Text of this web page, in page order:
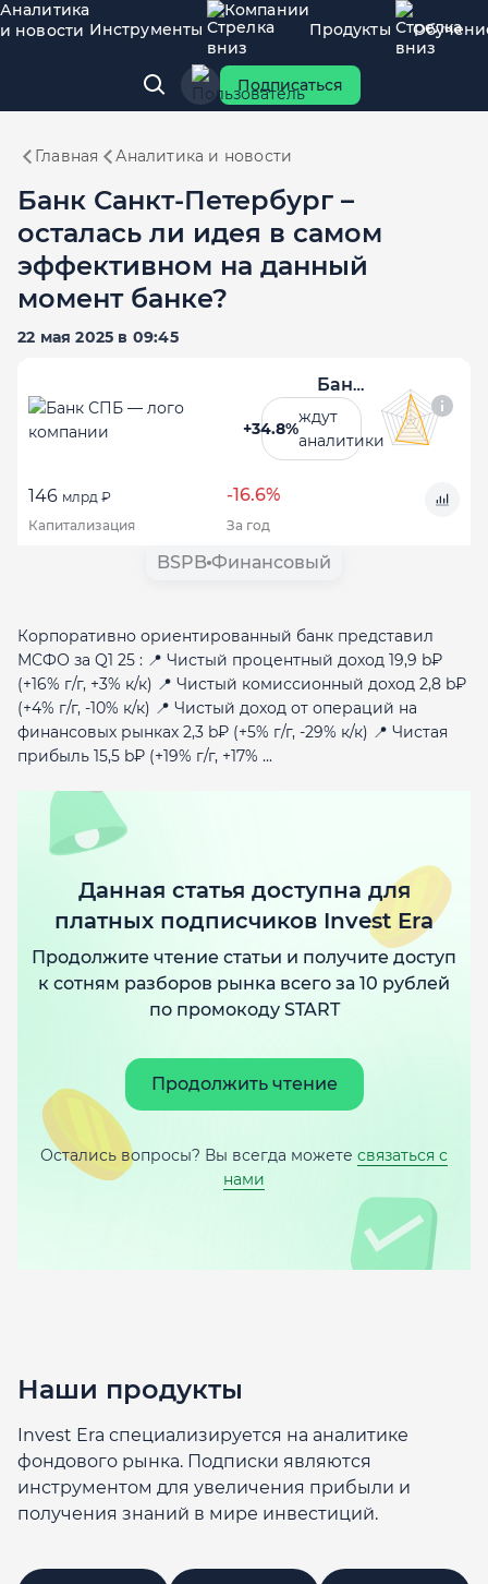
Аналитика
и новости Инструменты
Компании
Продукты
Подписаться
Главная Аналитика и новости
Банк Санкт-Петербург –
осталась ли идея в самом
эффективном на данный
момент банке?
22 мая 2025 в 09:45
Банк СПБ
+34.8%
ждут
аналитики
146 млрд ₽ -16.6%
Капитализация За год
BSPB Финансовый
Корпоративно ориентированный банк представил
МСФО за Q1 25 : 📍 Чистый процентный доход 19,9 b₽
(+16% г/г, +3% к/к) 📍 Чистый комиссионный доход 2,8 b₽
(+4% г/г, -10% к/к) 📍 Чистый доход от операций на
финансовых рынках 2,3 b₽ (+5% г/г, -29% к/к) 📍 Чистая
прибыль 15,5 b₽ (+19% г/г, +17% ...
Данная статья доступна для
платных подписчиков Invest Era
Продолжите чтение статьи и получите доступ
к сотням разборов рынка всего за 10 рублей
по промокоду START
Продолжить чтение
Остались вопросы? Вы всегда можете связаться с
нами
Наши продукты
Invest Era специализируется на аналитике
фондового рынка. Подписки являются
инструментом для увеличения прибыли и
получения знаний в мире инвестиций.